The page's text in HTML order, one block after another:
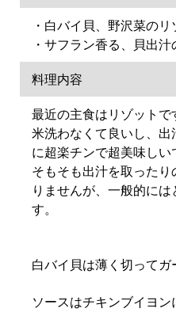
・白バイ貝、野沢菜のリ
・サフラン香る、貝出汁
料理内容
最近の主食はリゾットで
米洗わなくて良いし、
に超楽チンで超美味しい
そもそも出汁⁡を取った
りませんが、一般的に
す。⁡
白バイ貝は薄く切って
ソースはチキンブイヨ